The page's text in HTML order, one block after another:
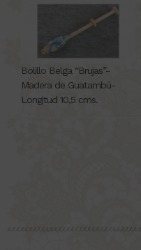
Bolillo Belga “Brujas”-
Madera de Guatambú-
Longitud 10,5 cms.